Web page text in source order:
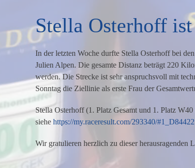
Stella Osterhoff
In der letzten Woche durfte Stella Osterhoff bei
Julien Alpen. Die gesamte Distanz beträgt 220
werden. Die Strecke ist sehr anspruchsvoll mit
Sonntag die Ziellinie als erste Frau der
Stella Osterhoff (1. Platz Gesamt und 1. Platz
siehe https://my.raceresult.com/293340/#1_D84422
Wir gratulieren herzlich zu dieser herausragenden